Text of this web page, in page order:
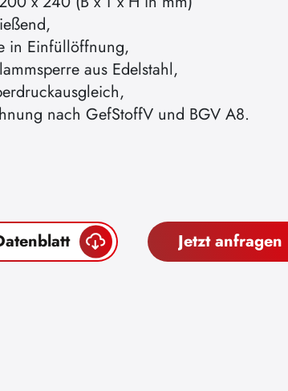
in Einfüllöffnung,
aus Edelstahl,
nach GefStoffV und BGV A8.
Jetzt anfragen